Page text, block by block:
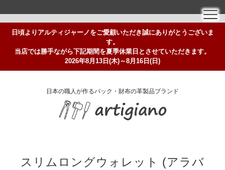
日頃よりアルティジャーノをご愛顧いただき誠にありがとうございま
す。
当店では勝手ながら下記期間を夏季休業日とさせていただきます。
2026年8月13日(木)～8月16日(日)
日本の職人が作るバック・財布の革製品ブランド
スリムロングウォレット (アラバ